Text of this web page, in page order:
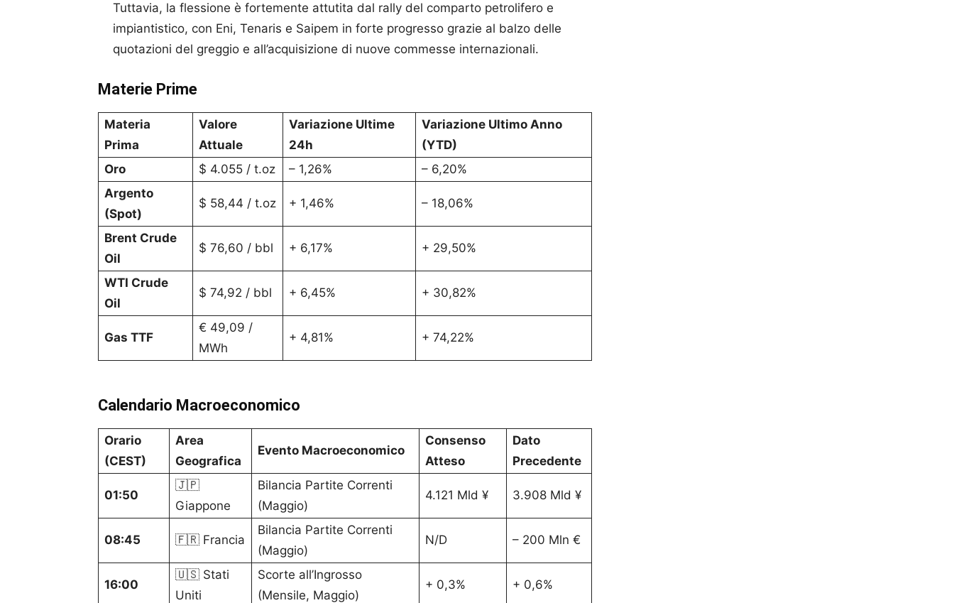
Tuttavia, la flessione è fortemente attutita dal rally del comparto petrolifero e
impiantistico, con Eni, Tenaris e Saipem in forte progresso grazie al balzo delle
quotazioni del greggio e all’acquisizione di nuove commesse internazionali.
Materie Prime
Materia
Prima
Valore
Attuale
Variazione Ultime
24h
Variazione Ultimo Anno
(YTD)
Oro
$ 4.055 / t.oz – 1,26%
– 6,20%
Argento
(Spot)
$ 58,44 / t.oz + 1,46% – 18,06%
Brent Crude
Oil
$ 76,60 / bbl + 6,17% + 29,50%
WTI Crude
Oil
$ 74,92 / bbl + 6,45% + 30,82%
Gas TTF
€ 49,09 /
MWh
+ 4,81% + 74,22%
Calendario Macroeconomico
Orario
(CEST)
Area
Geografica
Evento Macroeconomico
Consenso
Atteso
Dato
Precedente
01:50
🇯🇵
Giappone
Bilancia Partite Correnti
(Maggio)
4.121 Mld ¥ 3.908 Mld ¥
08:45 🇫🇷 Francia
Bilancia Partite Correnti
(Maggio)
N/D – 200 Mln €
16:00
🇺🇸 Stati
Uniti
Scorte all’Ingrosso
(Mensile, Maggio)
+ 0,3% + 0,6%